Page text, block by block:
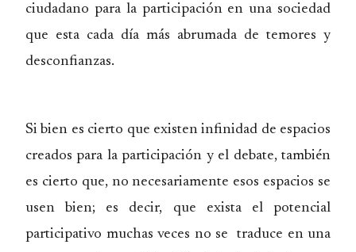
ciudadano para la participación en una sociedad
que esta cada día más abrumada de temores y
desconfianzas.
Si bien es cierto que existen infinidad de espacios
creados para la participación y el debate, también
es cierto que, no necesariamente esos espacios se
usen bien; es decir, que exista el potencial
participativo muchas veces no se traduce en una